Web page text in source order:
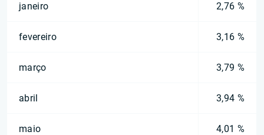
janeiro 2,76 %
fevereiro 3,16 %
março 3,79 %
abril 3,94 %
maio 4,01 %